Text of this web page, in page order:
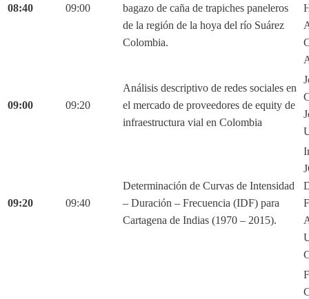
08:40 09:00
bagazo de caña de trapiches paneleros
de la región de la hoya del río Suárez
Colombia.
09:00 09:20
Análisis descriptivo de redes sociales en
el mercado de proveedores de equity de
infraestructura vial en Colombia
09:20 09:40
Determinación de Curvas de Intensidad
– Duración – Frecuencia (IDF) para
Cartagena de Indias (1970 – 2015).